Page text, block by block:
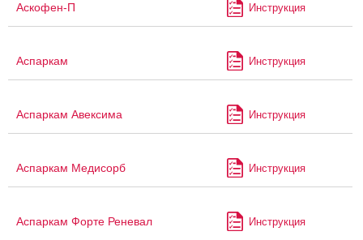
Аскофен-П Инструкция
Аспаркам Инструкция
Аспаркам Авексима Инструкция
Аспаркам Медисорб Инструкция
Аспаркам Форте Реневал Инструкция